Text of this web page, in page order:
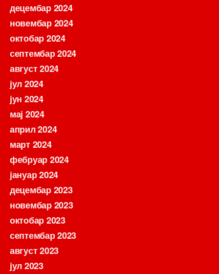
децембар 2024
новембар 2024
октобар 2024
септембар 2024
август 2024
јул 2024
јун 2024
мај 2024
април 2024
март 2024
фебруар 2024
јануар 2024
децембар 2023
новембар 2023
октобар 2023
септембар 2023
август 2023
јул 2023